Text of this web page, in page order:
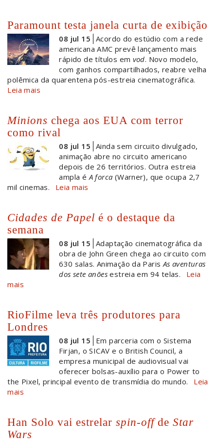
Paramount testa janela curta de exibição
08 jul 15 Acordo do estúdio com a rede
americana AMC prevê lançamento mais
rápido de títulos em vod. Novo modelo,
com ganhos compartilhados, reabre velha
polêmica da quarentena pós-estreia cinematográfica.
Leia mais
Minions chega aos EUA com terror
como rival
08 jul 15 Ainda sem circuito divulgado,
animação abre no circuito americano
depois de 26 territórios. Outra estreia
ampla é A forca (Warner), que ocupa 2,7
mil cinemas.
Leia mais
Cidades de Papel é o destaque da
semana
08 jul 15 Adaptação cinematográfica da
obra de John Green chega ao circuito com
630 salas. Animação da Paris As aventuras
dos sete anõesestreia em 94 telas.
Leia
mais
RioFilme leva três produtores para
Londres
08 jul 15
Em parceria com o Sistema
Firjan, o SICAV e o British Council, a
empresa municipal de audiovisual vai
oferecer bolsas-auxílio para o Power to
the Pixel, principal evento de transmídia do mundo.
Leia
mais
Han Solo vai estrelarspin-offdeStar
Wars